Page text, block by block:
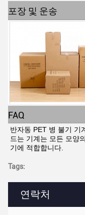
연락처
포장 및 운송
FAQ
반자동 PET 병 불기 기
드는 기계는 모든 모양
기에 적합합니다.
Tags: